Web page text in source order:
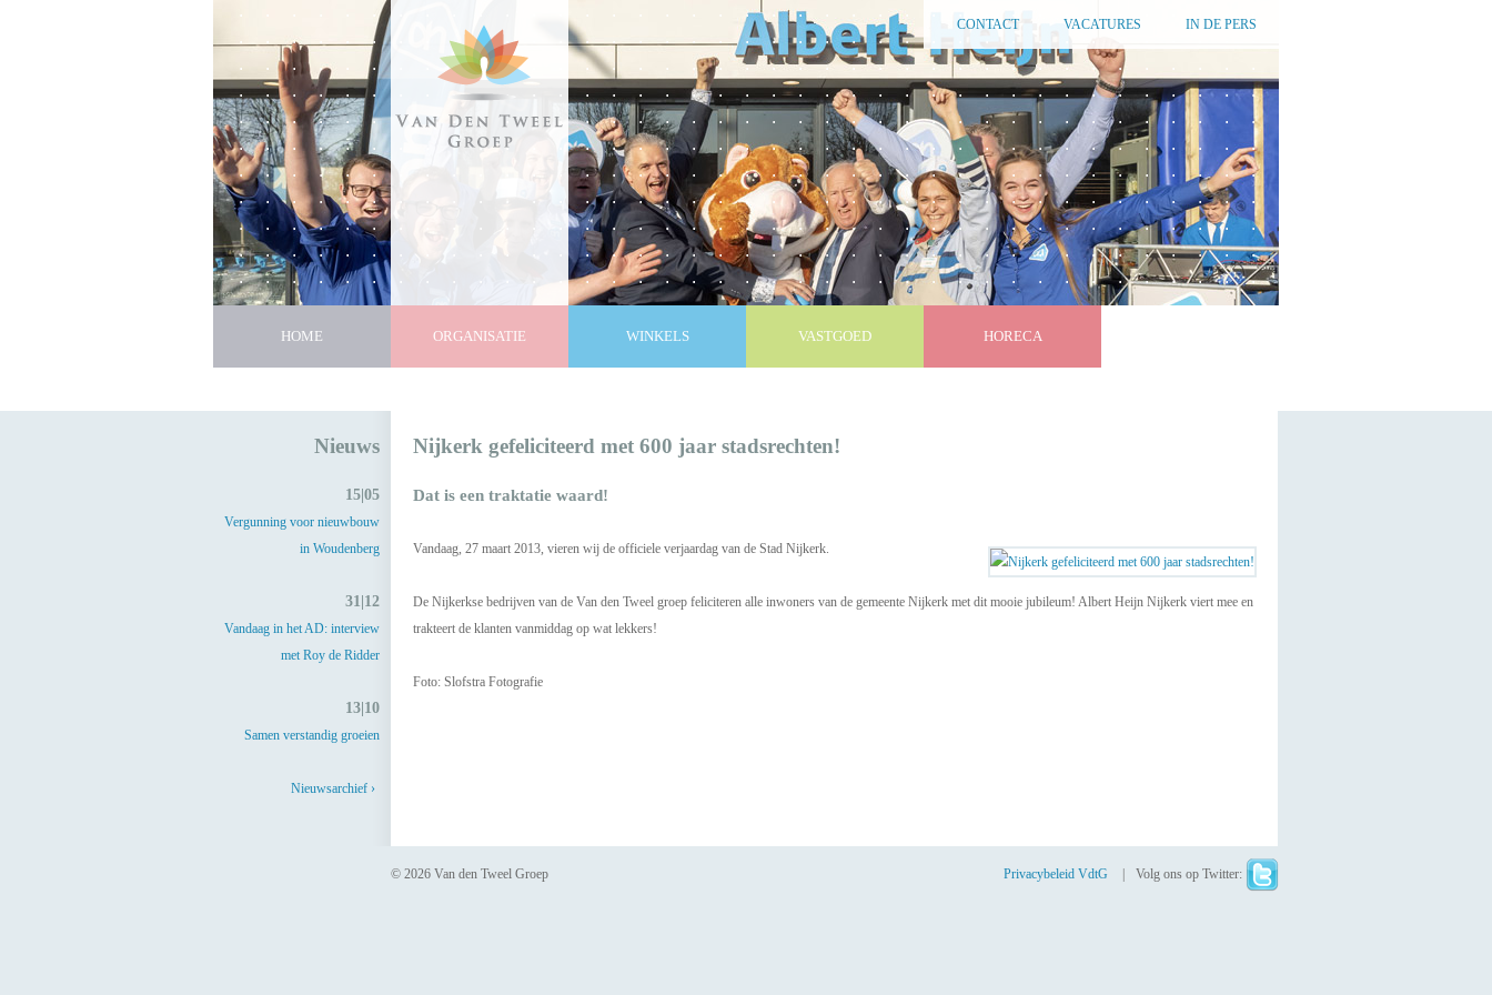
CONTACT VACATURES IN DE PERS
HOME ORGANISATIE WINKELS VASTGOED HORECA
Nieuws
15|05
Vergunning voor nieuwbouw
in Woudenberg
31|12
Vandaag in het AD: interview
met Roy de Ridder
13|10
Samen verstandig groeien
Nieuwsarchief ›
Nijkerk gefeliciteerd met 600 jaar stadsrechten!
Dat is een traktatie waard!
Vandaag, 27 maart 2013, vieren wij de officiele verjaardag van de Stad Nijkerk.
De Nijkerkse bedrijven van de Van den Tweel groep feliciteren alle inwoners van de gemeente Nijkerk met dit mooie jubileum! Albert Heijn Nijkerk viert mee en
trakteert de klanten vanmiddag op wat lekkers!
Foto: Slofstra Fotografie
© 2026 Van den Tweel Groep Volg ons op Twitter:
Privacybeleid VdtG